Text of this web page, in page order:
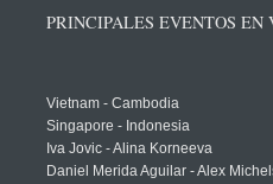
PRINCIPALES EVENTOS EN
Vietnam - Cambodia
Singapore - Indonesia
Iva Jovic - Alina Korneeva
Daniel Merida Aguilar - Alex